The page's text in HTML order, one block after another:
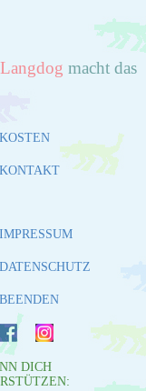
macht das
KOSTEN
KONTAKT
IMPRESSUM
DATENSCHUTZ
BEENDEN
DICH